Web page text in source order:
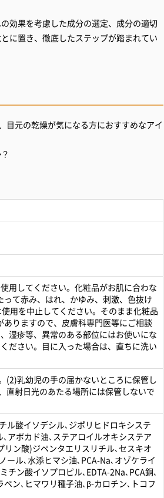
効果を考慮した成分の選定、成分の適切
に置き、徹底したステップが踏まれてい
目元の乾燥が気になる方におすすめなアイ
用してください。化粧品がお肌に合わな
て赤み、はれ、かゆみ、刺激、色抜け
用を中止してください。そのまま化粧品
りますので、皮膚科専門医等にご相談
湿疹等、異常のある部位にはお使いにな
ださい。目に入った場合は、直ちに洗い
(2)乳幼児の手の届かないところに保管し
直射日光のあたる場所には保管しないで
ル酸イソデシル､ジポリヒドロキシステ
アボカド油､ステアロイルオキシステア
リン酸)ジペンタエリスリチル､セスキオ
ール､水添ヒマシ油､PCA-Na､オゾケライ
チン酸イソプロピル､EDTA-2Na､PCA銅､
ン､ヒマワリ種子油､β-カロチン､トコフ